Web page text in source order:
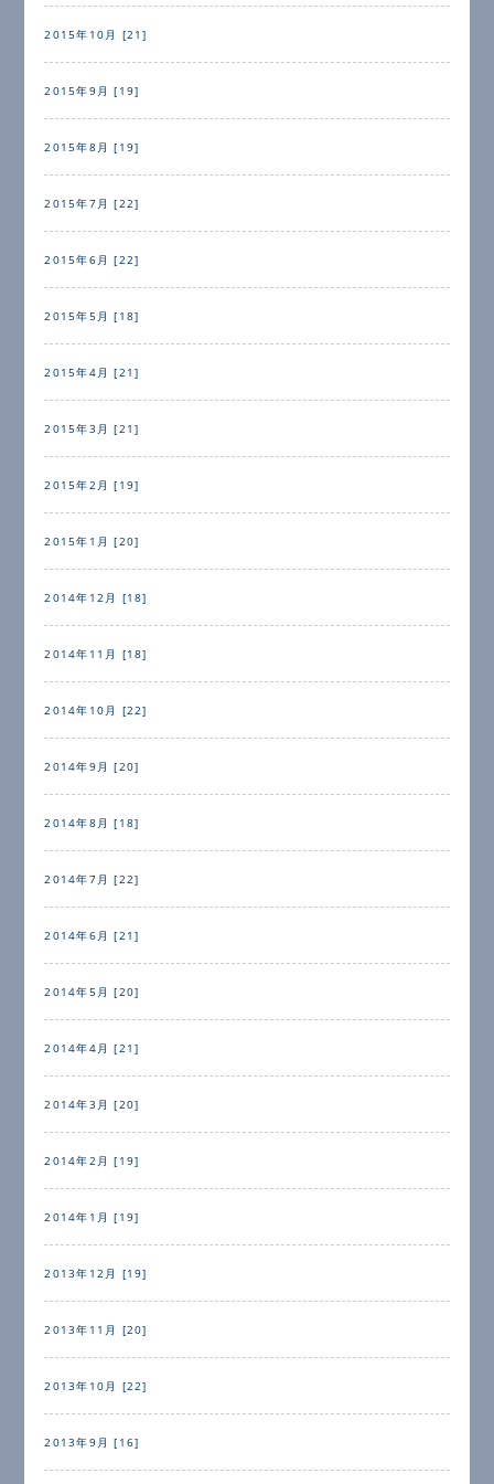
2015年10月 [21]
2015年9月 [19]
2015年8月 [19]
2015年7月 [22]
2015年6月 [22]
2015年5月 [18]
2015年4月 [21]
2015年3月 [21]
2015年2月 [19]
2015年1月 [20]
2014年12月 [18]
2014年11月 [18]
2014年10月 [22]
2014年9月 [20]
2014年8月 [18]
2014年7月 [22]
2014年6月 [21]
2014年5月 [20]
2014年4月 [21]
2014年3月 [20]
2014年2月 [19]
2014年1月 [19]
2013年12月 [19]
2013年11月 [20]
2013年10月 [22]
2013年9月 [16]